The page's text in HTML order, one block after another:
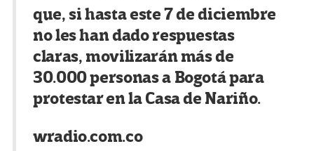
que, si hasta este 7 de diciembre
no les han dado respuestas
claras, movilizarán más de
30.000 personas a Bogotá para
protestar en la Casa de Nariño.
wradio.com.co